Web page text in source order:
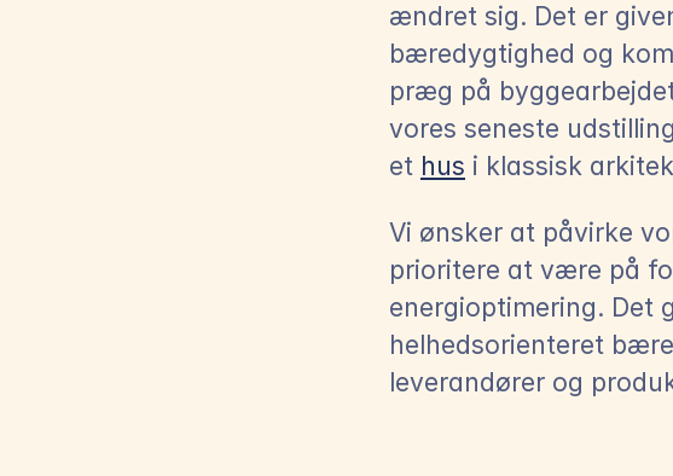
ændret sig. Det er
bæredygtighed og
præg på
vores seneste
et hus i klassisk
Vi ønsker at påvirke
prioritere at være på
energioptimering. Det
helhedsorienteret
leverandører og